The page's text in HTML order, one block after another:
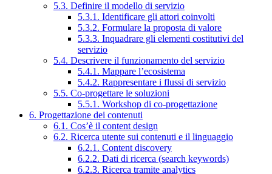
5.3. Definire il modello di servizio
5.3.1. Identificare gli attori coinvolti
5.3.2. Formulare la proposta di valore
5.3.3. Inquadrare gli elementi costitutivi del
servizio
5.4. Descrivere il funzionamento del servizio
5.4.1. Mappare l’ecosistema
5.4.2. Rappresentare i flussi di servizio
5.5. Co-progettare le soluzioni
5.5.1. Workshop di co-progettazione
6. Progettazione dei contenuti
6.1. Cos’è il content design
6.2. Ricerca utente sui contenuti e il linguaggio
6.2.1. Content discovery
6.2.2. Dati di ricerca (search keywords)
6.2.3. Ricerca tramite analytics